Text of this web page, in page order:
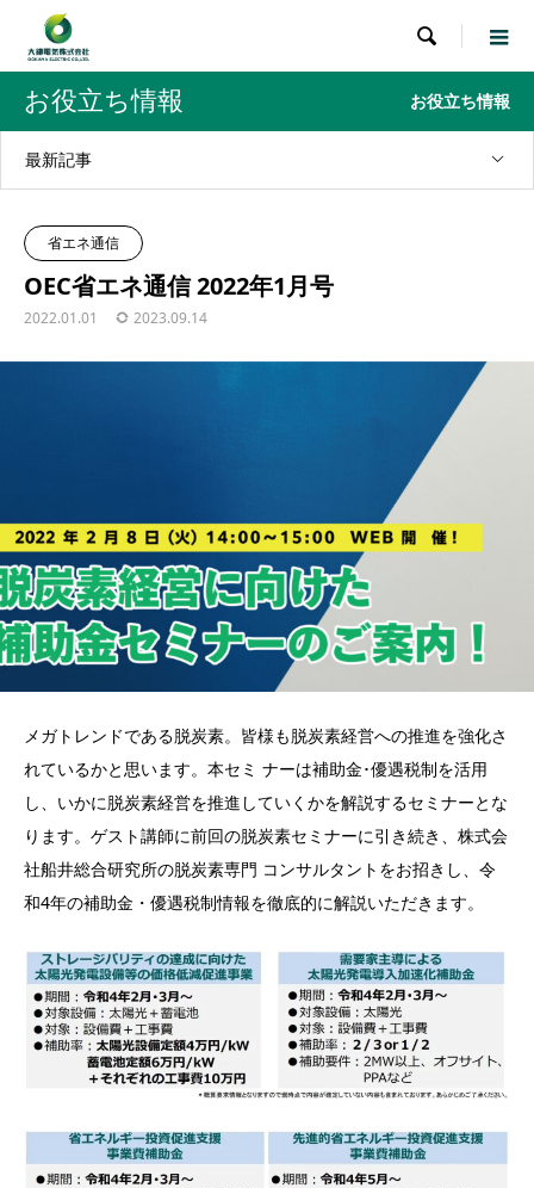

お役立ち情報 お役立ち情報
最新記事
省エネ通信
OEC省エネ通信 2022年1月号
2022.01.01 2023.09.14
メガトレンドである脱炭素。皆様も脱炭素経営への推進を強化さ
れているかと思います。本セミ ナーは補助金･優遇税制を活用
し、いかに脱炭素経営を推進していくかを解説するセミナーとな
ります。ゲスト講師に前回の脱炭素セミナーに引き続き、株式会
社船井総合研究所の脱炭素専門 コンサルタントをお招きし、令
和4年の補助金・優遇税制情報を徹底的に解説いただきます。